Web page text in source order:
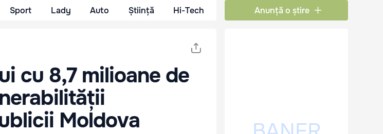
Sport Lady Auto Știință Hi-Tech Anunță o știre
cu 8,7 milioane de
Moldova